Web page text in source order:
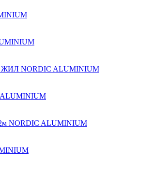
NORDIC ALUMINIUM
2м NORDIC ALUMINIUM